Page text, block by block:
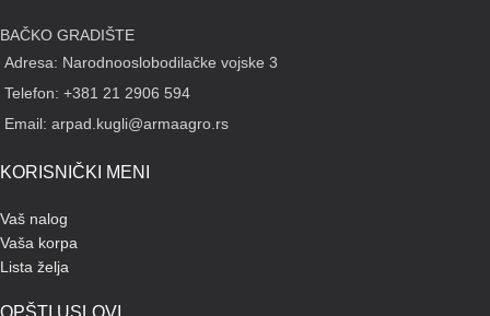
BAČKO GRADIŠTE
Adresa: Narodnooslobodilačke vojske 3
Telefon: +381 21 2906 594
Email: arpad.kugli@armaagro.rs
KORISNIČKI MENI
Vaš nalog
Vaša korpa
Lista želja
OPŠTI USLOVI